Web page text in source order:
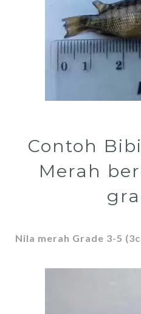
Contoh
Merah
Nila merah Grade 3-5